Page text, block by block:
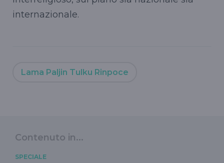
internazionale.
Lama Paljin Tulku Rinpoce
Contenuto in...
SPECIALE